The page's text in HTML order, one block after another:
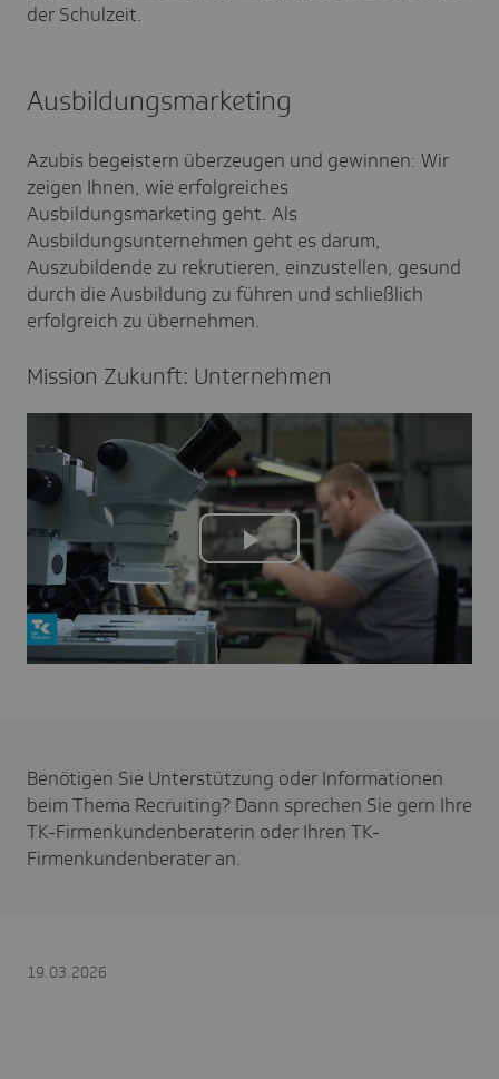
der Schulzeit.
Ausbildungsmarketing
Azubis begeistern überzeugen und gewinnen: Wir
zeigen Ihnen, wie erfolgreiches
Ausbildungsmarketing geht. Als
Ausbildungsunternehmen geht es darum,
Auszubildende zu rekrutieren, einzustellen, gesund
durch die Ausbildung zu führen und schließlich
erfolgreich zu übernehmen.
Mission Zukunft: Unter­nehmen
Play
Video
Benötigen Sie Unterstützung oder Informationen
beim Thema Recruiting? Dann sprechen Sie gern Ihre
TK-Firmenkundenberaterin oder Ihren TK-
Firmenkundenberater an.
19.03.2026